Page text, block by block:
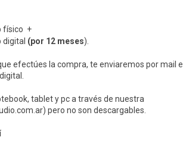
físico +
(por 12 meses).
efectúes la compra, te enviaremos por mail el
tablet y pc a través de nuestra
pero no son descargables.